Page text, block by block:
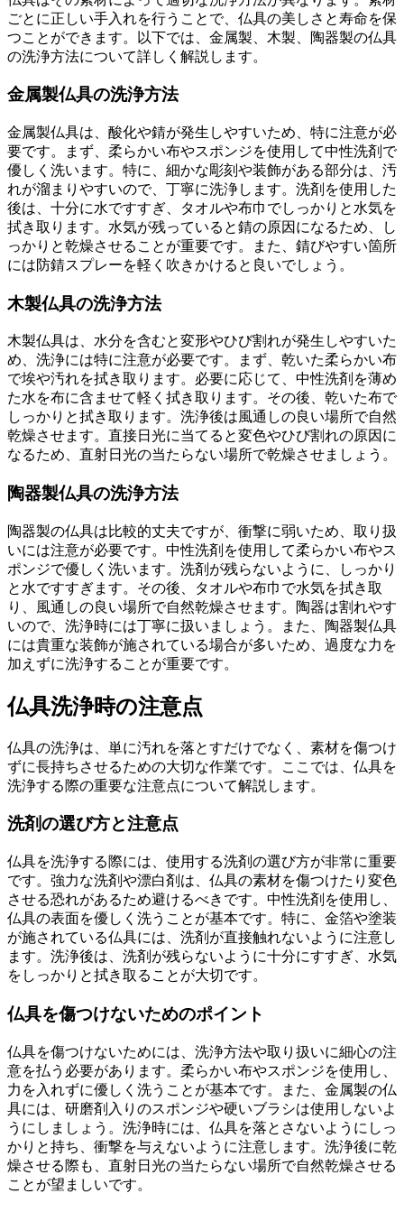
ごとに正しい手入れを行うことで、仏具の美しさと寿命を保
つことができます。以下では、金属製、木製、陶器製の仏具
の洗浄方法について詳しく解説します。
金属製仏具の洗浄方法
金属製仏具は、酸化や錆が発生しやすいため、特に注意が必
要です。まず、柔らかい布やスポンジを使用して中性洗剤で
優しく洗います。特に、細かな彫刻や装飾がある部分は、汚
れが溜まりやすいので、丁寧に洗浄します。洗剤を使用した
後は、十分に水ですすぎ、タオルや布巾でしっかりと水気を
拭き取ります。水気が残っていると錆の原因になるため、し
っかりと乾燥させることが重要です。また、錆びやすい箇所
には防錆スプレーを軽く吹きかけると良いでしょう。
木製仏具の洗浄方法
木製仏具は、水分を含むと変形やひび割れが発生しやすいた
め、洗浄には特に注意が必要です。まず、乾いた柔らかい布
で埃や汚れを拭き取ります。必要に応じて、中性洗剤を薄め
た水を布に含ませて軽く拭き取ります。その後、乾いた布で
しっかりと拭き取ります。洗浄後は風通しの良い場所で自然
乾燥させます。直接日光に当てると変色やひび割れの原因に
なるため、直射日光の当たらない場所で乾燥させましょう。
陶器製仏具の洗浄方法
陶器製の仏具は比較的丈夫ですが、衝撃に弱いため、取り扱
いには注意が必要です。中性洗剤を使用して柔らかい布やス
ポンジで優しく洗います。洗剤が残らないように、しっかり
と水ですすぎます。その後、タオルや布巾で水気を拭き取
り、風通しの良い場所で自然乾燥させます。陶器は割れやす
いので、洗浄時には丁寧に扱いましょう。また、陶器製仏具
には貴重な装飾が施されている場合が多いため、過度な力を
加えずに洗浄することが重要です。
仏具洗浄時の注意点
仏具の洗浄は、単に汚れを落とすだけでなく、素材を傷つけ
ずに長持ちさせるための大切な作業です。ここでは、仏具を
洗浄する際の重要な注意点について解説します。
洗剤の選び方と注意点
仏具を洗浄する際には、使用する洗剤の選び方が非常に重要
です。強力な洗剤や漂白剤は、仏具の素材を傷つけたり変色
させる恐れがあるため避けるべきです。中性洗剤を使用し、
仏具の表面を優しく洗うことが基本です。特に、金箔や塗装
が施されている仏具には、洗剤が直接触れないように注意し
ます。洗浄後は、洗剤が残らないように十分にすすぎ、水気
をしっかりと拭き取ることが大切です。
仏具を傷つけないためのポイント
仏具を傷つけないためには、洗浄方法や取り扱いに細心の注
意を払う必要があります。柔らかい布やスポンジを使用し、
力を入れずに優しく洗うことが基本です。また、金属製の仏
具には、研磨剤入りのスポンジや硬いブラシは使用しないよ
うにしましょう。洗浄時には、仏具を落とさないようにしっ
かりと持ち、衝撃を与えないように注意します。洗浄後に乾
燥させる際も、直射日光の当たらない場所で自然乾燥させる
ことが望ましいです。